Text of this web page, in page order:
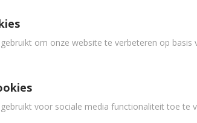
om onze website te verbeteren op
voor sociale media functionaliteit toe te